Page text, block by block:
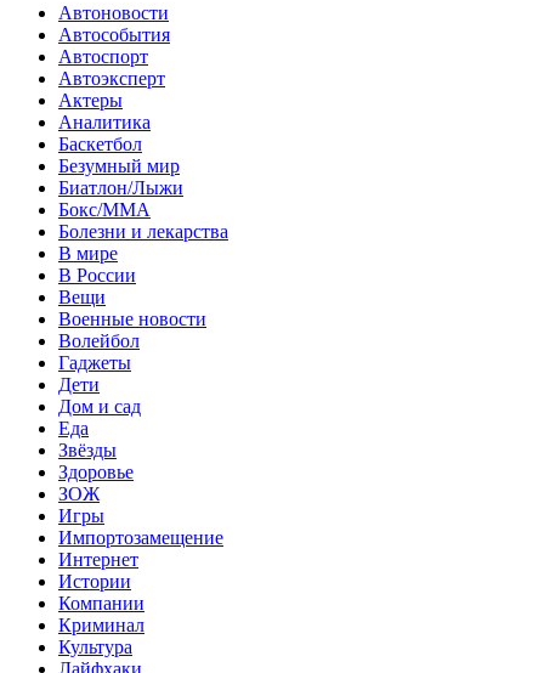
Автоновости
Автособытия
Автоспорт
Автоэксперт
Актеры
Аналитика
Баскетбол
Безумный мир
Биатлон/Лыжи
Бокс/MMA
Болезни и лекарства
В мире
В России
Вещи
Военные новости
Волейбол
Гаджеты
Дети
Дом и сад
Еда
Звёзды
Здоровье
ЗОЖ
Игры
Импортозамещение
Интернет
Истории
Компании
Криминал
Культура
Лайфхаки